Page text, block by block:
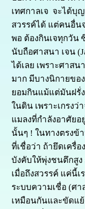
เทศกาลเจ จะได้บุ
สวรรค์ได้ แต่คนอื่น
พอ ต้องกินเจทุกวัน
นับถือศาสนา เจน
ได้เลย เพราะศาสน
มาก มีบางนิกายขอ
ยอมกินแม้แต่มันฝรั่
ในดิน เพราะเกรง
แมลงที่กำลังอาศัย
นั้นๆ ! ในทางตรงข้
ที่เชื่อว่า ถ้ายึดเครื่
บังคับให้พุ่งชนตึกสูง
เมื่อถึงสวรรค์ แค่นี้เ
ระบบความเชื่อ (ศ
เหมือนกันและขัดแ